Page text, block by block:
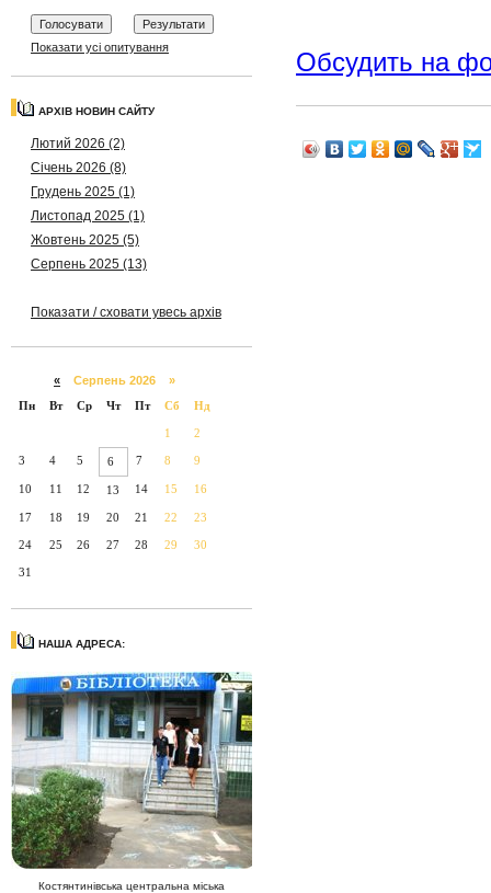
Показати усі опитування
АРХІВ НОВИН САЙТУ
Лютий 2026 (2)
Січень 2026 (8)
Грудень 2025 (1)
Листопад 2025 (1)
Жовтень 2025 (5)
Серпень 2025 (13)
Показати / сховати увесь архів
« Серпень 2026 »
Пн
Вт Ср Чт Пт Сб Нд
1 2
3 4 5 6 7 8 9
10 11 12 13 14 15 16
17 18 19 20 21 22 23
24 25 26 27 28 29 30
31
НАША АДРЕСА:
Костянтинівська центральна міська
Обсудить на